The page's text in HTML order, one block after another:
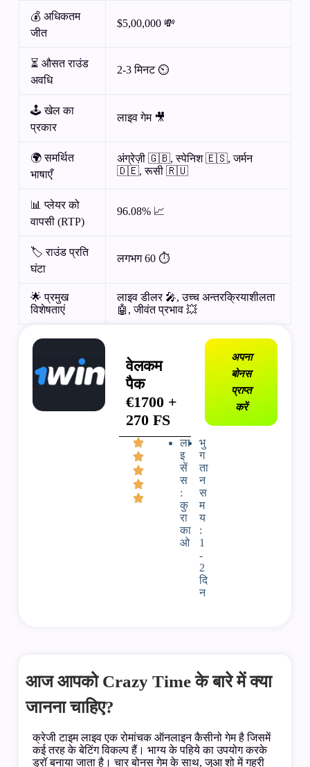
💰 अधिकतम
जीत
$5,00,000 💸
⏳ औसत राउंड
अवधि
2-3 मिनट ⏲️
🕹️ खेल का
प्रकार
लाइव गेम 🎥
🌍 समर्थित
भाषाएँ
अंग्रेज़ी 🇬🇧, स्पेनिश 🇪🇸, जर्मन
🇩🇪, रूसी 🇷🇺
📊 प्लेयर को
वापसी (RTP)
96.08% 📈
🏷️ राउंड प्रति
घंटा
लगभग 60 ⏱️
🌟 प्रमुख
विशेषताएं
लाइव डीलर 🎤, उच्च अन्तरक्रियाशीलता
🤖, जीवंत प्रभाव 💥
वेलकम
पैक
€1700 +
270 FS
ला
इ
सें
स
:
कु
रा
का
ओ
भु
ग
ता
न
स
म
य
:
1
-
2
दि
न
अपना
बोनस
प्राप्त
करें
आज आपको Crazy Time के बारे में क्या
जानना चाहिए?
क्रेजी टाइम लाइव एक रोमांचक ऑनलाइन कैसीनो गेम है जिसमें
कई तरह के बेटिंग विकल्प हैं। भाग्य के पहिये का उपयोग करके
ड्रॉ बनाया जाता है। चार बोनस गेम के साथ, जुआ शो में गहरी